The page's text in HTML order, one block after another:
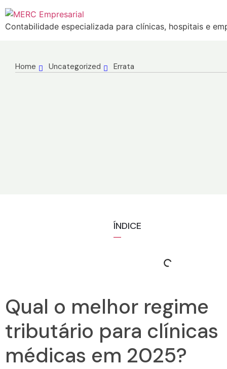
Contabilidade especializada para clínicas, hospitais e
Home Uncategorized Errata
ÍNDICE
Qual o melhor regime
tributário para clínicas
médicas em 2025?